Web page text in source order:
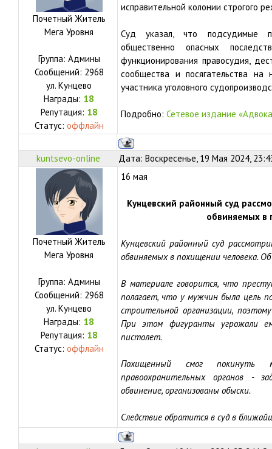
Почетный Житель
Мега Уровня
Группа: Админы
Сообщений: 2968
ул. Кунцево
Награды: 18
Репутация: 18
Статус: оффлайн
исправительной колонии строгого
Суд указал, что подсудимые
общественно опасных
функционирования правосудия,
сообщества и посягательства на
участника уголовного
Подробно: Сетевое издание
kuntsevo-online Дата: Воскресенье, 19 Мая 2024,
Почетный Житель
Мега Уровня
Группа: Админы
Сообщений: 2968
ул. Кунцево
Награды: 18
Репутация: 18
Статус: оффлайн
16 мая
Кунцевский районный суд
обвиняемых в
Кунцевский районный суд
обвиняемых в похищении человека.
В материале говорится, что
полагает, что у мужчин была цель
строительной организации,
При этом фигуранты угрожали
пистолет.
Похищенный смог покинуть
правоохранительных органов -
обвинение, организованы обыски.
Следствие обратится в суд в